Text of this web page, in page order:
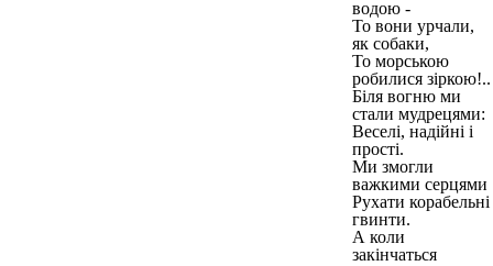
водою -
То вони урчали,
як собаки,
То морською
робилися зіркою!..
Біля вогню ми
стали мудрецями:
Веселі, надійні і
прості.
Ми змогли
важкими серцями
Рухати корабельні
гвинти.
А коли
закінчаться